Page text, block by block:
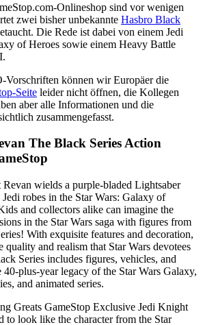
Onlineshop sind vor wenigen
zwei bisher unbekannte Hasbro Black
Die Rede ist dabei von einem Jedi
of Heroes sowie einem Heavy Battle
können wir Europäer die
Seite leider nicht öffnen, die Kollegen
aber alle Informationen und die
zusammengefasst.
The Black Series Action
wields a purple-bladed Lightsaber
robes in the Star Wars: Galaxy of
and collectors alike can imagine the
in the Star Wars saga with figures from
With exquisite features and decoration,
quality and realism that Star Wars devotees
Series includes figures, vehicles, and
plus-year legacy of the Star Wars Galaxy,
and animated series.
Greats GameStop Exclusive Jedi Knight
to look like the character from the Star